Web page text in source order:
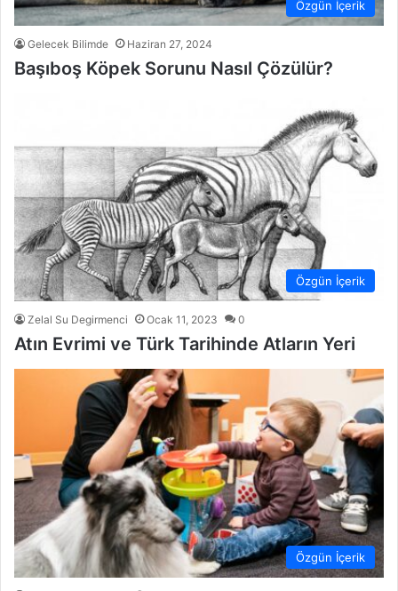
Özgün İçerik
Gelecek Bilimde Haziran 27, 2024
Başıboş Köpek Sorunu Nasıl Çözülür?
Özgün İçerik
Zelal Su Degirmenci Ocak 11, 2023 0
Atın Evrimi ve Türk Tarihinde Atların Yeri
Özgün İçerik